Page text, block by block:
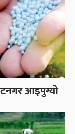
आइपुग्यो